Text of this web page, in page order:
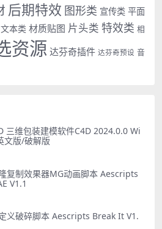
后期特效 图形类 宣传类 平面
文本类 材质贴图 片头类 特效类 相
资源 达芬奇插件 达芬奇预设 音
三维包装建模软件C4D 2024.0.0 Wi
文版/破解版
复制效果器MG动画脚本 Aescripts
V1.1
义破碎脚本 Aescripts Break It V1.